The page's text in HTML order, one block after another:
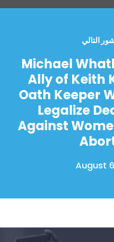
التالي
Michael
Ally of Keith
Oath Keeper
Legalize
Against
August